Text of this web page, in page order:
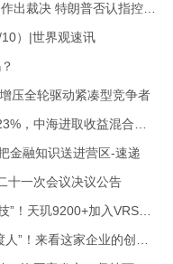
）|世界观速讯
压全轮驱动紧凑型竞争者
金融知识送进营区-速递
十一次会议决议公告